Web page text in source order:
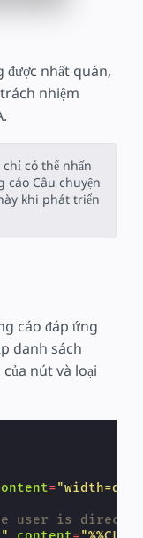
được nhất quán,
nhiệm
có thể nhấn
cáo Câu chuyện
khi phát triển
cáo đáp ứng
danh sách
nút và loại
=
user is